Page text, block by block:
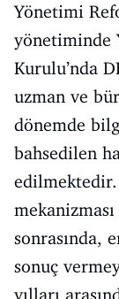
Yönetimi
yönetiminde
Kurulu’nda
uzman ve
dönemde
bahsedilen
sonrasında,
sonuç
yılları